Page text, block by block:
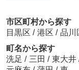
市区町村から探す
目黒区 / 港区 / 品川
町名から探す
洗足 / 三田 / 東大井